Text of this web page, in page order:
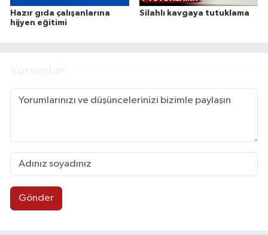
Hazır gıda çalışanlarına
hijyen eğitimi
Silahlı kavgaya tutuklama
Gönder